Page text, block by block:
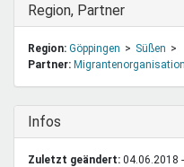
Ausblenden
Region, Partner
Region: Göppingen
Süßen
Partner:
Ausblenden
Infos
Zuletzt geändert: 04.06.2018